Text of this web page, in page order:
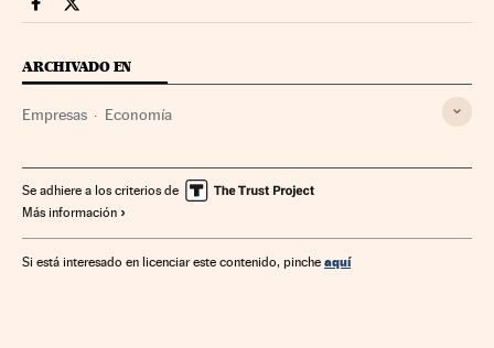
Companias Cinco Días en Facebook
Companias Cinco Días en Twitter
ARCHIVADO EN
Empresas Economía
Se adhiere a los criterios de
Más información
Si está interesado en licenciar este contenido, pinche aquí